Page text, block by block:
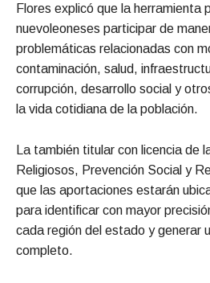
Flores explicó que la herramienta
nuevoleoneses participar de
problemáticas relacionadas con
contaminación, salud,
corrupción, desarrollo social y
la vida cotidiana de la población.
La también titular con licencia de
Religiosos, Prevención Social y
que las aportaciones estarán
para identificar con mayor
cada región del estado y generar
completo.